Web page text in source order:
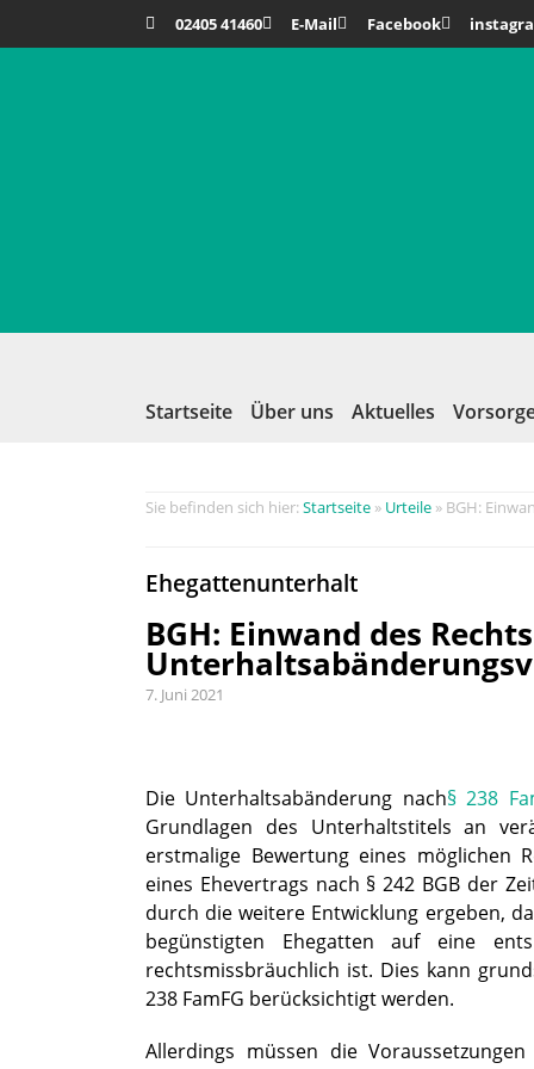
02405 41460 E-Mail Facebook
Startseite Über uns Aktuelles
Startseite » Urteile » BGH:
Ehegattenunterhalt
BGH: Einwand des
7. Juni 2021
Die Unterhaltsabänderung nach§ 238
Grundlagen des Unterhaltstitels an
erstmalige Bewertung eines möglichen
eines Ehevertrags nach § 242 BGB der
durch die weitere Entwicklung ergeben,
begünstigten Ehegatten auf eine
rechtsmissbräuchlich ist. Dies kann
238 FamFG berücksichtigt werden.
Allerdings müssen die